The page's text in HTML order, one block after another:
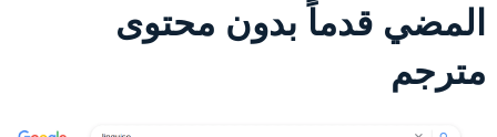
المضي قدماً بدون محتوى
مترجم